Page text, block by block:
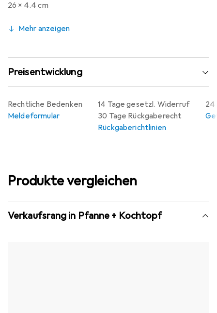
26 x 4.4 cm
Mehr anzeigen
Preisentwicklung
14 Tage gesetzl. Widerruf
30 Tage Rückgaberecht
Rückgaberichtlinien
24
Rechtliche Bedenken
Meldeformular
Produkte vergleichen
Verkaufsrang in Pfanne + Kochtopf